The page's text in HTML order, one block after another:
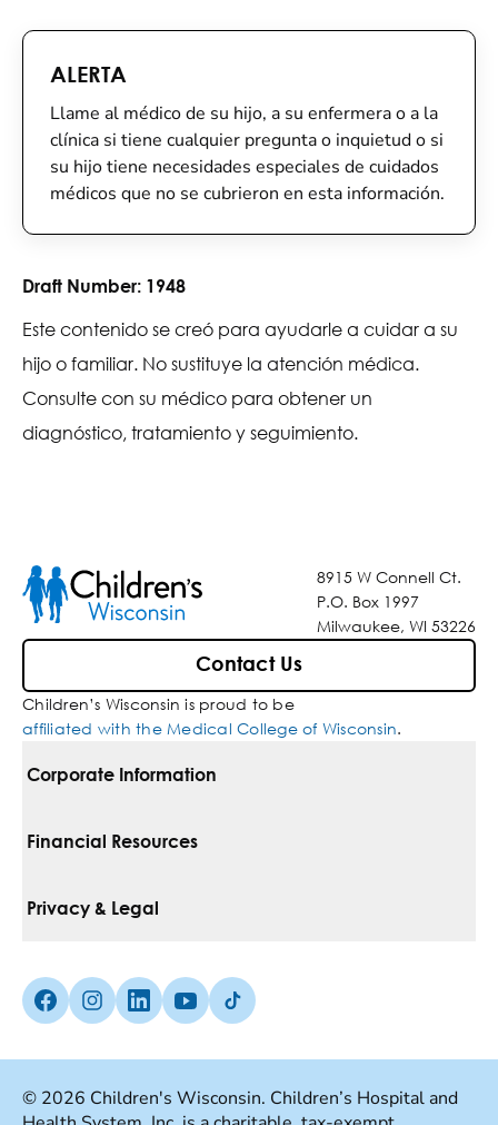
ALERTA
Llame al médico de su hijo, a su enfermera o a la
clínica si tiene cualquier pregunta o inquietud o si
su hijo tiene necesidades especiales de cuidados
médicos que no se cubrieron en esta información.
Draft Number: 1948
Este contenido se creó para ayudarle a cuidar a su
hijo o familiar. No sustituye la atención médica.
Consulte con su médico para obtener un
diagnóstico, tratamiento y seguimiento.
8915 W Connell Ct.
P.O. Box 1997
Milwaukee, WI 53226
Contact Us
Children’s Wisconsin is proud to be
affiliated with the Medical College of Wisconsin.
Corporate Information
For Vendors
Media Inquiries
Financial Resources
Pay Your Bill
Insurances We Accept
Good Faith Estimate
Privacy & Legal
Non-Discrimination Policy
Facebook (Opens in a new tab)
Instagram (Opens in a new tab)
linkedin (Opens in a new tab)
Youtube (Opens in a new tab)
Tiktok (Opens in a new tab)
© 2026 Children's Wisconsin. Children’s Hospital and